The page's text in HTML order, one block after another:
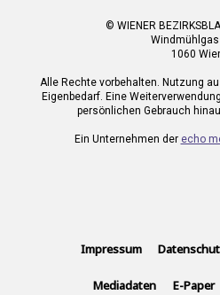
© WIENER
1060
Alle Rechte vorbehalten. Nutzung
Eigenbedarf. Eine
persönlichen Gebrauch
Ein Unternehmen der echo
Impressum
Mediadaten E-Paper